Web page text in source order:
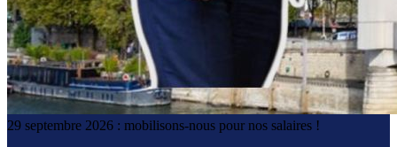
29 septembre 2026 : mobilisons-nous pour nos salaires !